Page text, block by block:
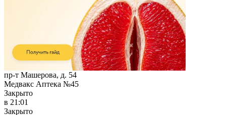
пр-т Машерова, д. 54
Медвакс Аптека №45
Закрыто
в 21:01
Закрыто